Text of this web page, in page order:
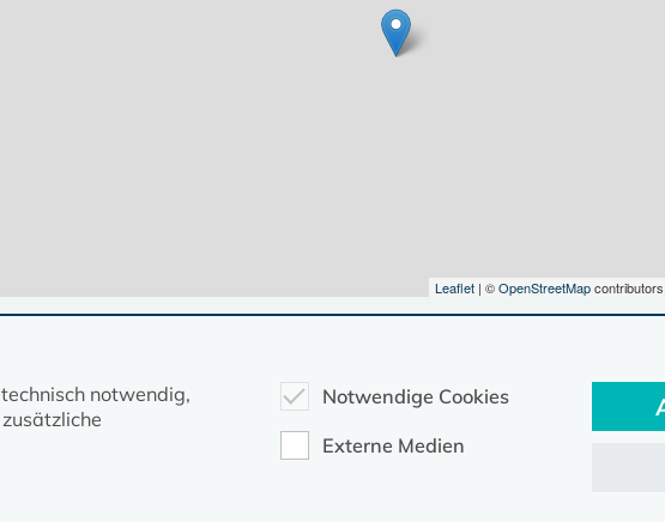
Leaflet| ©OpenStreetMap
Seite gehört zum Portal
kirche-mv.de
Kirche in Mecklenburg-Vorpommern © 2026
notwendig,
Notwendige Cookies
Externe Medien